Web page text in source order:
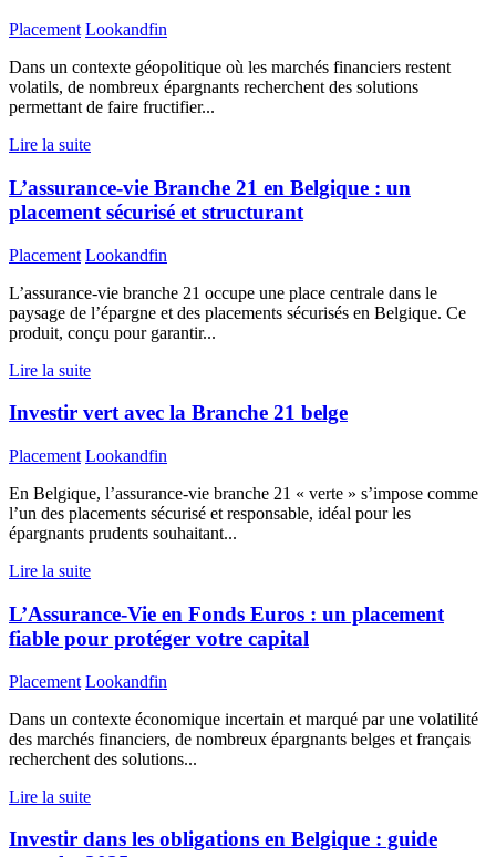
Placement Lookandfin
Dans un contexte géopolitique où les marchés financiers restent
volatils, de nombreux épargnants recherchent des solutions
permettant de faire fructifier...
Lire la suite
L’assurance-vie Branche 21 en Belgique : un
placement sécurisé et structurant
Placement Lookandfin
L’assurance-vie branche 21 occupe une place centrale dans le
paysage de l’épargne et des placements sécurisés en Belgique. Ce
produit, conçu pour garantir...
Lire la suite
Investir vert avec la Branche 21 belge
Placement Lookandfin
En Belgique, l’assurance-vie branche 21 « verte » s’impose comme
l’un des placements sécurisé et responsable, idéal pour les
épargnants prudents souhaitant...
Lire la suite
L’Assurance-Vie en Fonds Euros : un placement
fiable pour protéger votre capital
Placement Lookandfin
Dans un contexte économique incertain et marqué par une volatilité
des marchés financiers, de nombreux épargnants belges et français
recherchent des solutions...
Lire la suite
Investir dans les obligations en Belgique : guide